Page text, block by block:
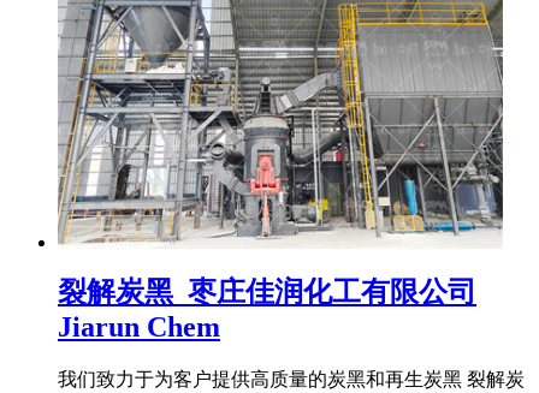
裂解炭黑_枣庄佳润化工有限公司
Jiarun Chem
我们致力于为客户提供高质量的炭黑和再生炭黑 裂解炭